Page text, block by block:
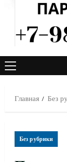
ОСНОВНОЕ
Главная Без
Без рубрики